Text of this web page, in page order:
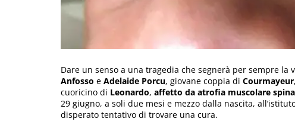
Dare un senso a una tragedia che segnerà per sempre
Anfosso e Adelaide Porcu, giovane coppia di Courmayeur
cuoricino di Leonardo, affetto da atrofia muscolare
29 giugno, a soli due mesi e mezzo dalla nascita,
disperato tentativo di trovare una cura.